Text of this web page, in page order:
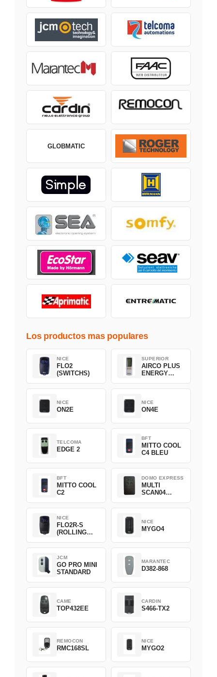
GLOBMATIC
Los productos mas populares
NICE
FLO2
(SWITCHS)
SUPERIOR
AIRCO PLUS
ENERGY
NICE
ON2E
NICE
ON4E
TELCOMA
EDGE 2
BFT
MITTO COOL
C4 BLEU
BFT
MITTO COOL
C2
DOMO EXPRESS
MULTI
SCAN04
NICE
FLO2R-S
(ROLLING
NICE
MYGO4
JCM
GO PRO MINI
STANDARD
MARANTEC
D382-868
CAME
TOP432EE
CARDIN
S466-TX2
REMOCON
RMC168SL
NICE
MYGO2